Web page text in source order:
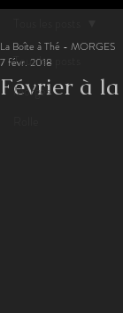
Tous les posts
Morges
Février à
La Boîte à Thé - MORGES
7 févr. 2018